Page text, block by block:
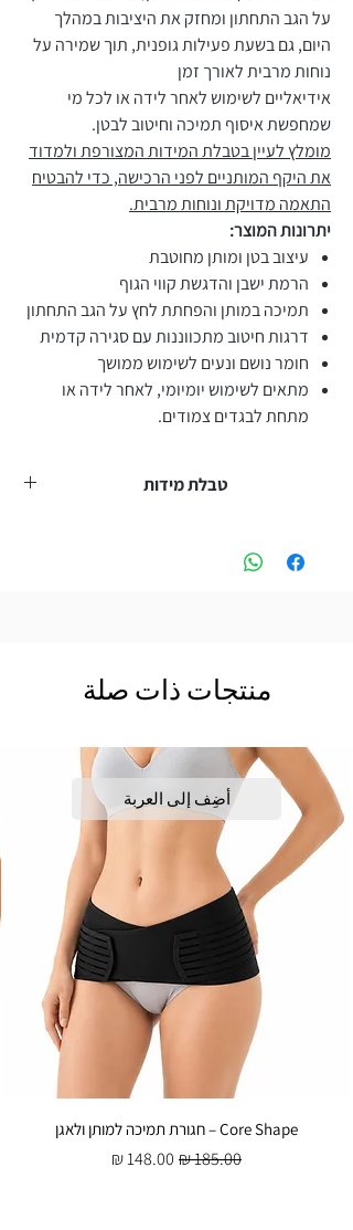
על הגב התחתון ומחזק את היציבות במהלך
היום, גם בשעת פעילות גופנית, תוך שמירה על
נוחות מרבית לאורך זמן
אידיאליים לשימוש לאחר לידה או לכל מי
שמחפשת איסוף תמיכה וחיטוב לבטן.
מומלץ לעיין בטבלת המידות המצורפת ולמדוד
את היקף המותניים לפני הרכישה, כדי להבטיח
התאמה מדויקת ונוחות מרבית.
יתרונות המוצר:
עיצוב בטן ומותן מחוטבת
הרמת ישבן והדגשת קווי הגוף
תמיכה במותן והפחתת לחץ על הגב התחתון
דרגות חיטוב מתכווננות עם סגירה קדמית
חומר נושם ונעים לשימוש ממושך
מתאים לשימוש יומיומי, לאחר לידה או
מתחת לבגדים צמודים.
טבלת מידות
73–80
XXXL
הנחיות למדידה:
מדדו את היקף המותניים בנקודה הצרה ביותר
של הגוף כשהשרירים רפויים, ובחרו את המידה
המתאימה לפי הטבלה.
منتجات ذات صلة
أضِف إلى العربة
Core Shape – חגורת תמיכה למותן ולאגן
سعر عاديسعر البيع